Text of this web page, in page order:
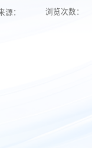
源： 浏览次数：